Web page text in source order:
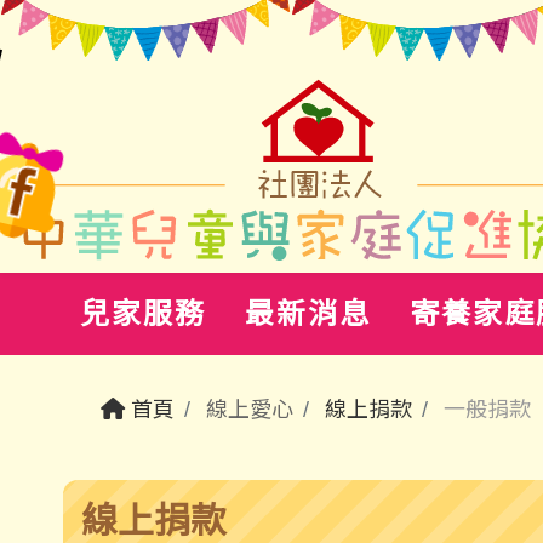
兒家服務 最新消息 寄養家
首頁 線上愛心 線上捐款 一般捐款
線上捐款